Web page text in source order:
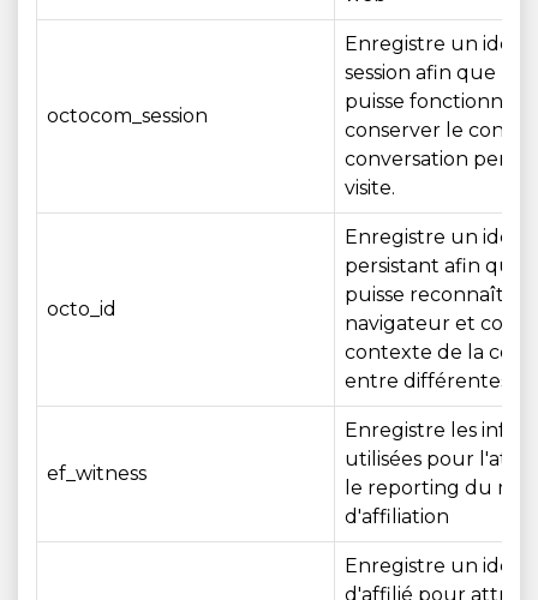
octocom_session
Enregistre un
session afin que le
puisse fonctionner
conserver le
conversation
visite.
octo_id
Enregistre un
persistant afin que
puisse reconnaître
navigateur et
contexte de la
entre différentes
ef_witness
Enregistre les
utilisées pour
le reporting du
d'affiliation
Enregistre un
d'affilié pour